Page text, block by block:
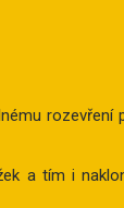
a tím i